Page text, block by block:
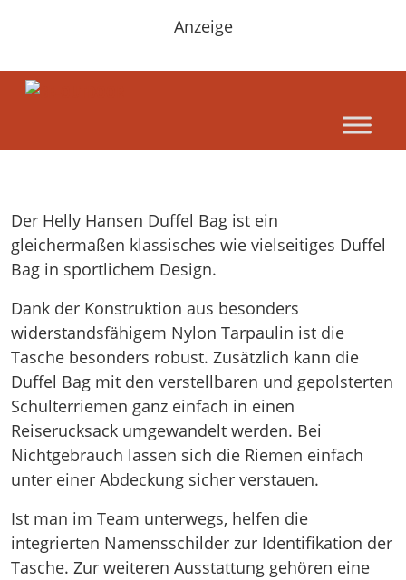
Anzeige
Der Helly Hansen Duffel Bag ist ein
gleichermaßen klassisches wie vielseitiges Duffel
Bag in sportlichem Design.
Dank der Konstruktion aus besonders
widerstandsfähigem Nylon Tarpaulin ist die
Tasche besonders robust. Zusätzlich kann die
Duffel Bag mit den verstellbaren und gepolsterten
Schulterriemen ganz einfach in einen
Reiserucksack umgewandelt werden. Bei
Nichtgebrauch lassen sich die Riemen einfach
unter einer Abdeckung sicher verstauen.
Ist man im Team unterwegs, helfen die
integrierten Namensschilder zur Identifikation der
Tasche. Zur weiteren Ausstattung gehören eine